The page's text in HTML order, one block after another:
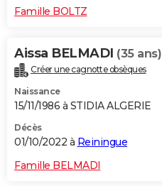
Famille BOLTZ
Aissa BELMADI (35 ans)
Créer une cagnotte obsèques
Naissance
15/11/1986 à STIDIA ALGERIE
Décès
01/10/2022 à Reiningue
Famille BELMADI